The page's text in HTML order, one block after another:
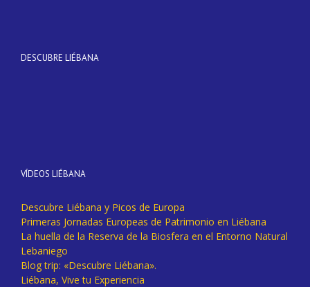
DESCUBRE LIÉBANA
VÍDEOS LIÉBANA
Descubre Liébana y Picos de Europa
Primeras Jornadas Europeas de Patrimonio en Liébana
La huella de la Reserva de la Biosfera en el Entorno Natural
Lebaniego
Blog trip: «Descubre Liébana».
Liébana, Vive tu Experiencia